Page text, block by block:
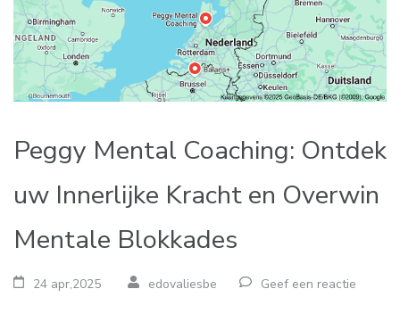
Peggy Mental Coaching: Ontdek
uw Innerlijke Kracht en Overwin
Mentale Blokkades
24 apr,2025 edovaliesbe Geef een reactie